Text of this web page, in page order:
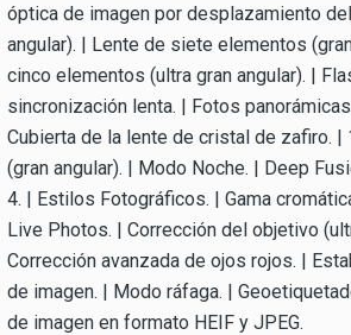
óptica de imagen por desplazamiento
angular). | Lente de siete elementos
cinco elementos (ultra gran angular). |
sincronización lenta. | Fotos
Cubierta de la lente de cristal de zafiro. |
(gran angular). | Modo Noche. | Deep
4. | Estilos Fotográficos. | Gama
Live Photos. | Corrección del objetivo
Corrección avanzada de ojos rojos. |
de imagen. | Modo ráfaga. |
de imagen en formato HEIF y JPEG.